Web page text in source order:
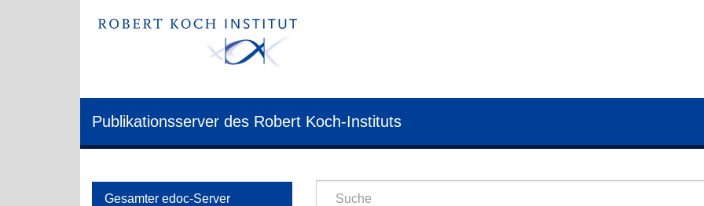
Publikationsserver des Robert Koch-Instituts
Gesamter edoc-Server